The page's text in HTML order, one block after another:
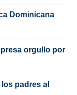
Dominicana
orgullo por
padres al